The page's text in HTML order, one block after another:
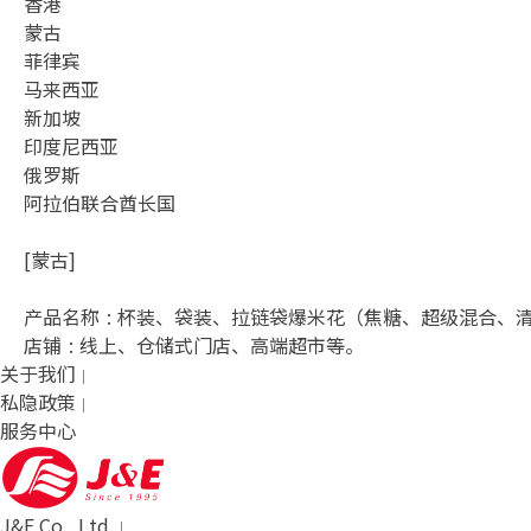
蒙古
菲律宾
马来西亚
新加坡
印度尼西亚
俄罗斯
阿拉伯联合酋长国
[蒙古]
产品名称 : 杯装、袋装、拉链袋爆米花（焦糖、超级混合、
店铺 : 线上、仓储式门店、高端超市等。
关于我们
私隐政策
服务中心
J&E Co., Ltd.